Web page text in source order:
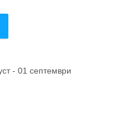
- 01 септември